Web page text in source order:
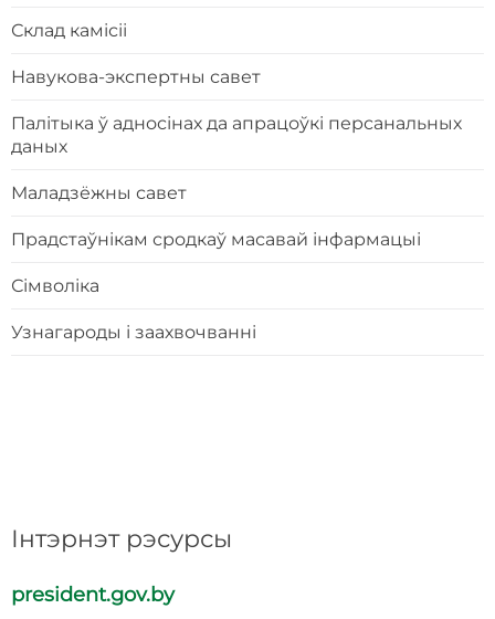
Склад камісіі
Навукова-экспертны савет
Палітыка ў адносінах да апрацоўкі персанальных
даных
Маладзёжны савет
Прадстаўнікам сродкаў масавай інфармацыі
Сімволіка
Узнагароды і заахвочванні
Інтэрнэт рэсурсы
president.gov.by